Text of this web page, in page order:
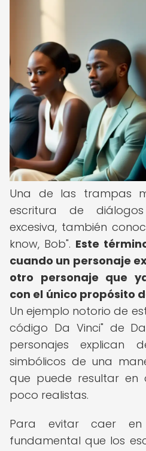
Una de las trampas
escritura de
excesiva, también
know, Bob". Este
cuando un personaje
otro personaje que
con el único propósito
Un ejemplo notorio de
código Da Vinci" de
personajes explican
simbólicos de una
que puede resultar en
poco realistas.
Para evitar caer
fundamental que los